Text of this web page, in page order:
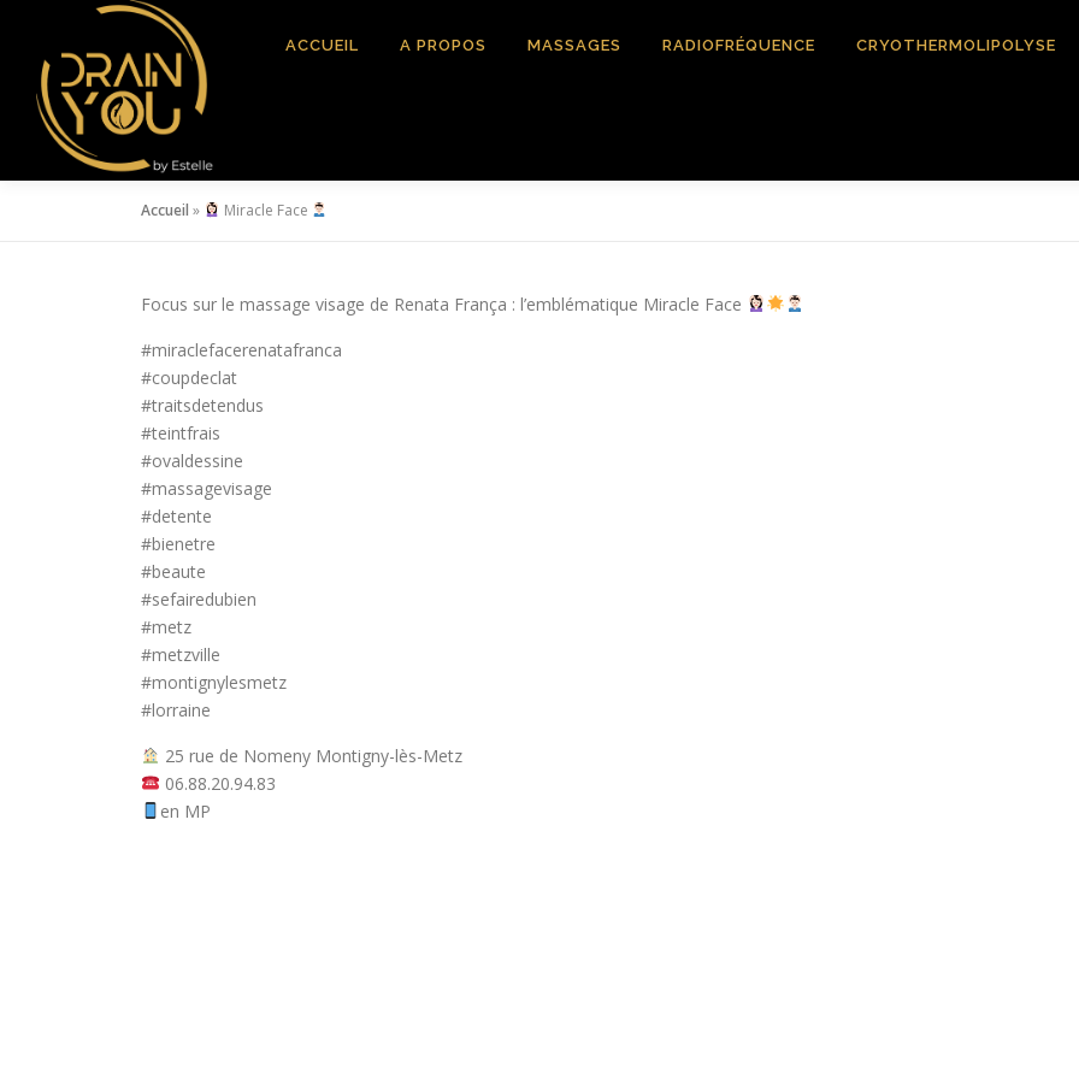
contenu
ACCUEIL A PROPOS MASSAGES RADIOFRÉQUENCE CRYOTHERMOLIPOLYSE
Accueil » Miracle Face
Focus sur le massage visage de Renata França : l’emblématique Miracle Face
#miraclefacerenatafranca
#coupdeclat
#traitsdetendus
#teintfrais
#ovaldessine
#massagevisage
#detente
#bienetre
#beaute
#sefairedubien
#metz
#metzville
#montignylesmetz
#lorraine
25 rue de Nomeny Montigny-lès-Metz
06.88.20.94.83
en MP